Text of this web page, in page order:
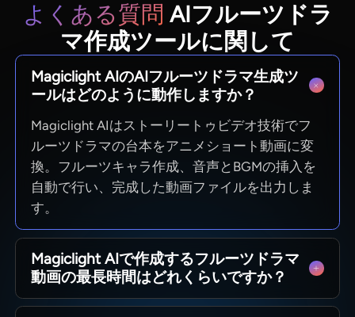
よくある質問 AIフルーツドラ
マ作成ツールに関して
Magiclight AIのAIフルーツドラマ生成ツ
ールはどのように動作しますか？
Magiclight AIはストーリートゥビデオ技術でフ
ルーツドラマの台本をアニメショート動画に変
換。フルーツキャラ作成、音声とBGMの挿入を
自動で行い、完成した動画ファイルを出力しま
す。
Magiclight AIで作成するフルーツドラマ
動画の最長時間はどれくらいですか？
Magiclight AIで最大50分の動画を作成可能です